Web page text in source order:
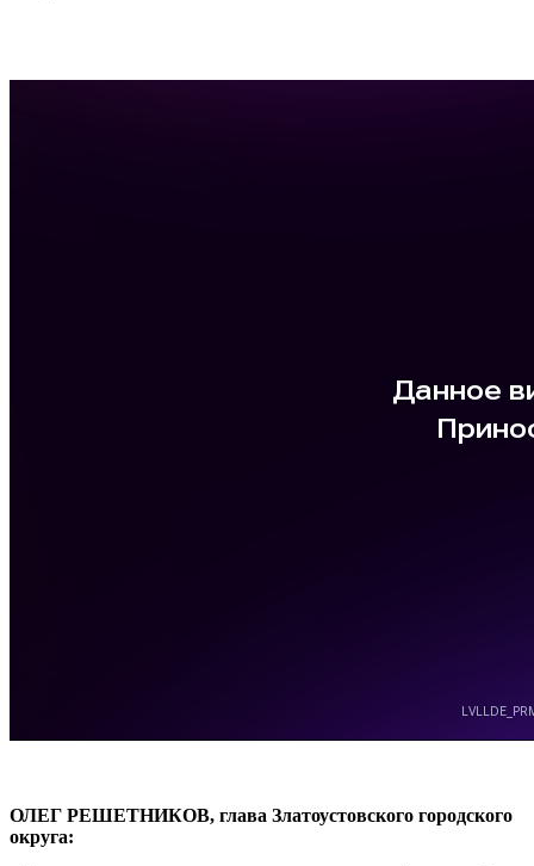
ОЛЕГ РЕШЕТНИКОВ, глава Златоустовского городского
округа: